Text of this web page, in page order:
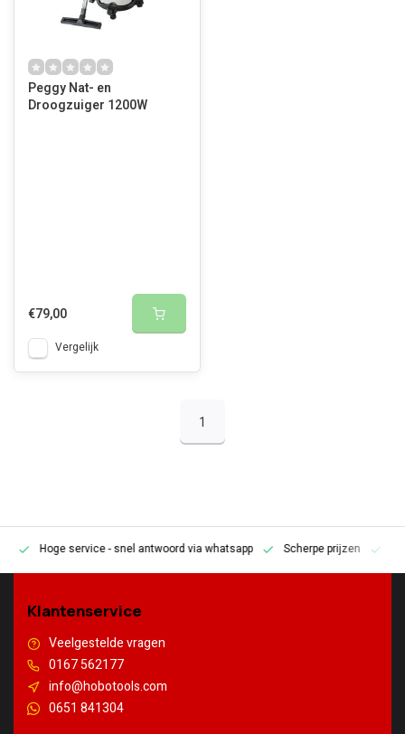
Peggy Nat- en
Droogzuiger 1200W
€79,00
Vergelijk
1
Hoge service- snel antwoord via whatsapp Scherpe prijzen
Klantenservice
Veelgestelde vragen
0167 562177
info@hobotools.com
0651 841304